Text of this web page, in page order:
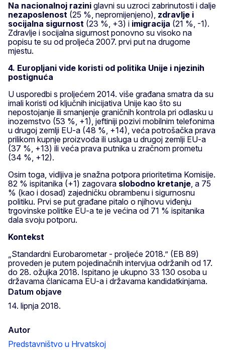
Na nacionalnoj razini glavni su uzroci zabrinutosti i dalje
nezaposlenost (25 %, nepromijenjeno), zdravlje i
socijalna sigurnost (23 %, +3) i imigracija (21 %, -1).
Zdravlje i socijalna sigurnost ponovno su visoko na
popisu te su od proljeća 2007. prvi put na drugome
mjestu.
4. Europljani vide koristi od politika Unije i njezinih
postignuća
U usporedbi s proljećem 2014. više građana smatra da su
imali koristi od ključnih inicijativa Unije kao što su
nepostojanje ili smanjenje graničnih kontrola pri odlasku u
inozemstvo (53 %, +1), jeftiniji pozivi mobilnim telefonima
u drugoj zemlji EU-a (48 %, +14), veća potrošačka prava
prilikom kupnje proizvoda ili usluga u drugoj zemlji EU-a
(37 %, +13) ili veća prava putnika u zračnom prometu
(34 %, +12).
Osim toga, vidljiva je snažna potpora prioritetima Komisije.
82 % ispitanika (+1) zagovara slobodno kretanje, a 75
% (kao i dosad) zajedničku obrambenu i sigurnosnu
politiku. Prvi se put građane pitalo o njihovu viđenju
trgovinske politike EU-a te je većina od 71 % ispitanika
dala svoju potporu.
Kontekst
„Standardni Eurobarometar - proljeće 2018.” (EB 89)
proveden je putem pojedinačnih intervjua održanih od 17.
do 28. ožujka 2018. Ispitano je ukupno 33 130 osoba u
državama članicama EU-a i državama kandidatkinjama.
Datum objave
14. lipnja 2018.
Autor
Predstavništvo u Hrvatskoj